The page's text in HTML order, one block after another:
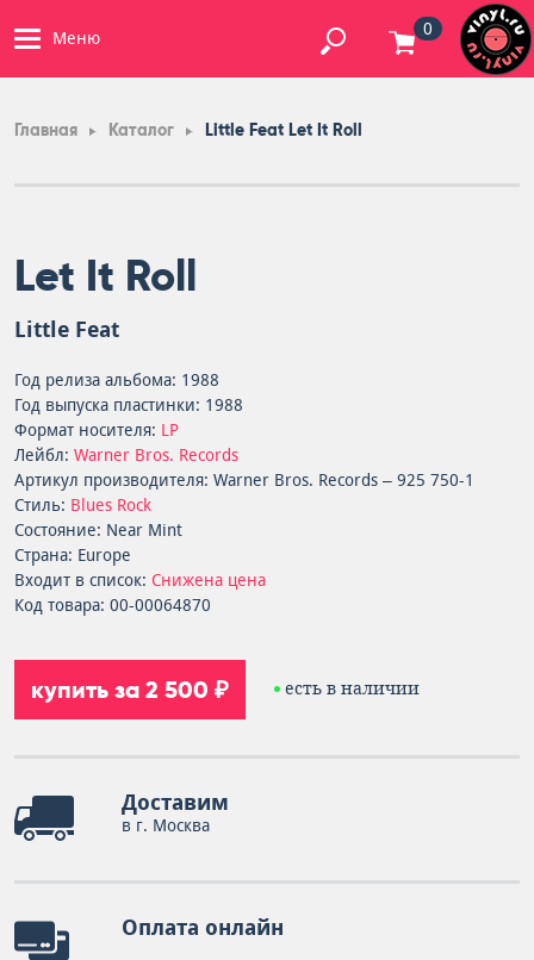
Меню 0
Главная Каталог Little Feat Let It Roll
Let It Roll
Little Feat
Год релиза альбома: 1988
Год выпуска пластинки: 1988
Формат носителя: LP
Лейбл: Warner Bros. Records
Артикул производителя: Warner Bros. Records – 925 750-1
Стиль: Blues Rock
Состояние: Near Mint
Страна: Europe
Входит в список: Снижена цена
Код товара: 00-00064870
купить за 2 500 ₽ есть в наличии
Доставим
в г. Москва
Оплата онлайн